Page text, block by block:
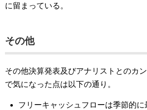
に留まっている。
その他
その他決算発表及びアナリストとのカ
で気になった点は以下の通り。
フリーキャッシュフローは季節的